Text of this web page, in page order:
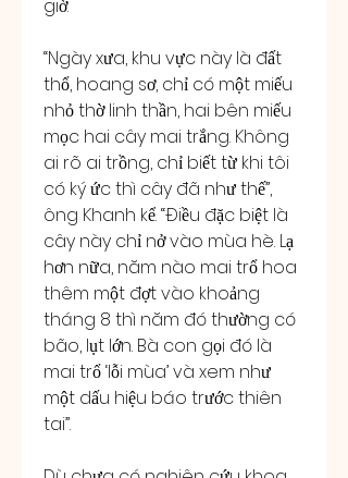
giờ.
“Ngày xưa, khu vực này là đất
thổ, hoang sơ, chỉ có một miếu
nhỏ thờ linh thần, hai bên miếu
mọc hai cây mai trắng. Không
ai rõ ai trồng, chỉ biết từ khi tôi
có ký ức thì cây đã như thế”,
ông Khanh kể. “Điều đặc biệt là
cây này chỉ nở vào mùa hè. Lạ
hơn nữa, năm nào mai trổ hoa
thêm một đợt vào khoảng
tháng 8 thì năm đó thường có
bão, lụt lớn. Bà con gọi đó là
mai trổ ‘lỗi mùa’ và xem như
một dấu hiệu báo trước thiên
tai”.